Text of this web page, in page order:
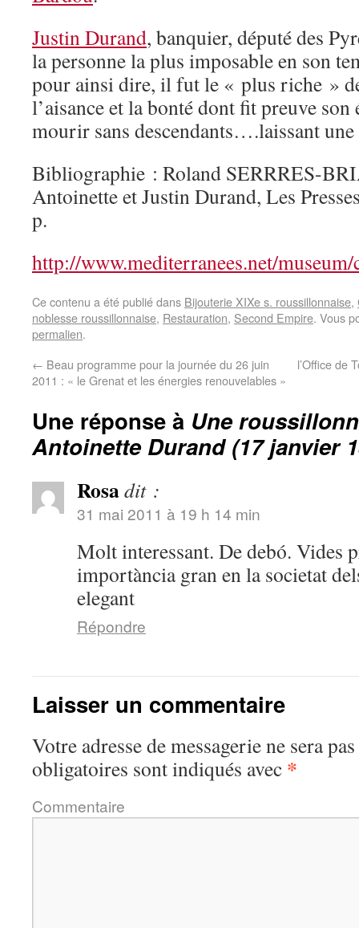
Justin Durand, banquier, député des
la personne la plus imposable en son
pour ainsi dire, il fut le « plus riche »
l’aisance et la bonté dont fit preuve
mourir sans descendants….laissant
Bibliographie : Roland SERRRES-
Antoinette et Justin Durand, Les
p.
http://www.mediterranees.net/
Ce contenu a été publié dans Bijouterie XIXe s. roussillonnaise,
noblesse roussillonnaise, Restauration, Second Empire. Vous
permalien.
← Beau programme pour la journée du 26 juin
2011 : « le Grenat et les énergies renouvelables »
l’Office de
Une réponse à Une
Antoinette Durand (17 janvier
Rosadit :
31 mai 2011 à 19 h 14 min
Molt interessant. De debó. Vides
importància gran en la societat
elegant
Répondre
Laisser un commentaire
Votre adresse de messagerie ne sera
obligatoires sont indiqués avec *
Commentaire